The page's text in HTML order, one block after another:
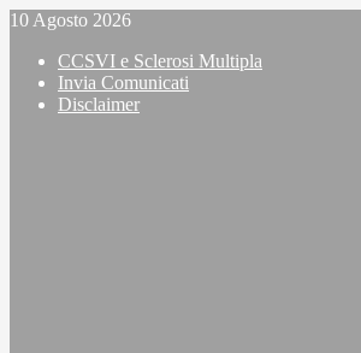
Vai
contenuto
10 Agosto 2026
CCSVI e Sclerosi Multipla
Invia Comunicati
Disclaimer